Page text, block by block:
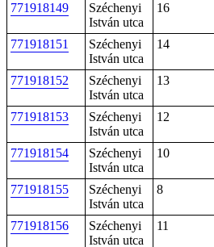
771918149
Széchenyi
István utca
16
771918151
Széchenyi
István utca
14
771918152
Széchenyi
István utca
13
771918153
Széchenyi
István utca
12
771918154
Széchenyi
István utca
10
771918155
Széchenyi
István utca
8
771918156
Széchenyi
István utca
11